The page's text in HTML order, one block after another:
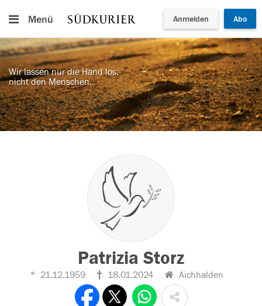
Menü Anmelden Abo
Wir lassen nur die Hand los,
nicht den Menschen.
Patrizia Storz
21.12.1959 18.01.2024 Aichhalden